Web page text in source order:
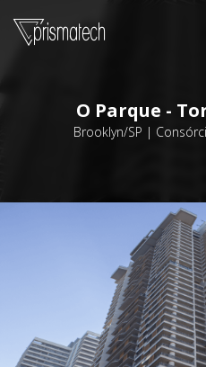
O Parque -
Brooklyn/SP |